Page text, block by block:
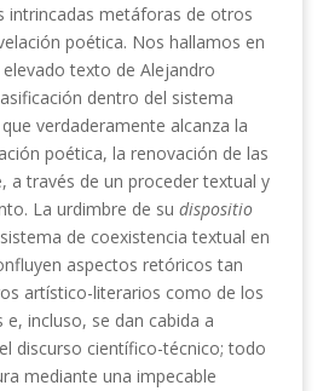
intrincadas metáforas de otros
poética. Nos hallamos en
texto de Alejandro
dentro del sistema
verdaderamente alcanza la
poética, la renovación de las
a través de un proceder textual y
La urdimbre de su dispositio
de coexistencia textual en
aspectos retóricos tan
artístico-literarios como de los
e, incluso, se dan cabida a
discurso científico-técnico; todo
mediante una impecable